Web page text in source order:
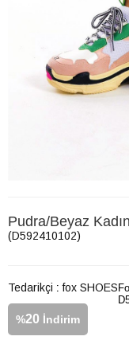
Pudra/Beyaz
(D592410102)
Tedarikçi : fox SHOES
%20 İndirim